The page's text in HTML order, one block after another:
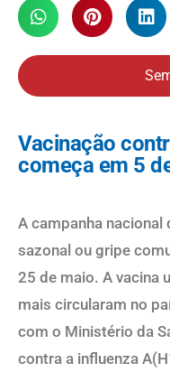
Vacinação
começa em 5
A campanha nacional
sazonal ou gripe
25 de maio. A vacina
mais circularam no
com o Ministério da
contra a influenza